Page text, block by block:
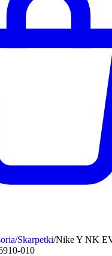
/Skarpetki/Nike Y NK
010